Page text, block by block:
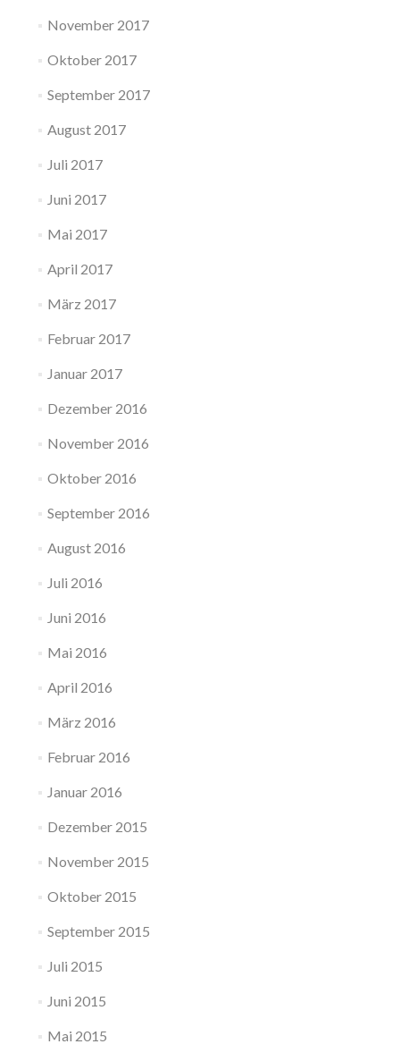
November 2017
Oktober 2017
September 2017
August 2017
Juli 2017
Juni 2017
Mai 2017
April 2017
März 2017
Februar 2017
Januar 2017
Dezember 2016
November 2016
Oktober 2016
September 2016
August 2016
Juli 2016
Juni 2016
Mai 2016
April 2016
März 2016
Februar 2016
Januar 2016
Dezember 2015
November 2015
Oktober 2015
September 2015
Juli 2015
Juni 2015
Mai 2015